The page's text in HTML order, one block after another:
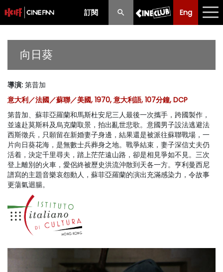
訂閱 Eng
Eng 中文
節目
購票須知
優惠計劃
前期節目
向日葵
導演: 第昔加
意大利／法國／蘇聯／美國, 1970, 意大利語, 107分鐘, DCP
第昔加、蘇菲亞羅蘭和馬斯杜安尼三人最後一次攜手，跨國製作，
並遠赴莫斯科及烏克蘭取景，拍出亂世悲歌。意國男子設法逃避法
西斯徵兵，只願留在新婚妻子身邊，結果還是被派往蘇聯戰場，一
片向日葵花海，是無數士兵葬身之地。戰爭結束，妻子深信丈夫仍
活着，決定千里尋夫，踏上茫茫遠山路，卻是相見爭如不見。三次
登上離別的火車，愛侶終被歷史洪流沖散到天各一方。亨利曼西尼
譜寫的主題音樂哀怨動人，蘇菲亞羅蘭的演出充滿感染力，令故事
更蕩氣迴腸。